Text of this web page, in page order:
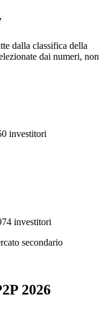
dalla classifica della
dai numeri, non
investitori
investitori
secondario
2026